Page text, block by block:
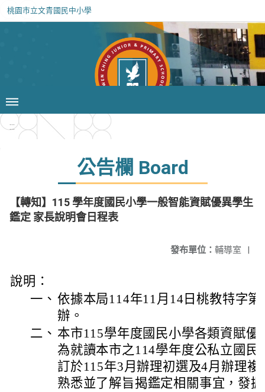
桃園市立文青國民中小學
:::
公告欄 Board
【轉知】115 學年度國民小學一般智能資賦優異學生
鑑定 家長說明會日程表
發布單位： 輔導室 |
說明：
一、 依據本局114年11月14日桃教特字
辦。
二、 本市115學年度國民小學各類資賦優
為就讀本市之114學年度公私立國民
訂於115年3月辦理初選及4月辦理
熟悉並了解旨揭鑑定相關事宜，發